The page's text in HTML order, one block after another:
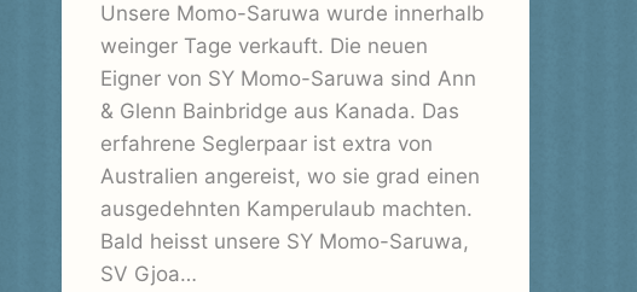
Unsere Momo-Saruwa wurde innerhalb
weinger Tage verkauft. Die neuen
Eigner von SY Momo-Saruwa sind Ann
& Glenn Bainbridge aus Kanada. Das
erfahrene Seglerpaar ist extra von
Australien angereist, wo sie grad einen
ausgedehnten Kamperulaub machten.
Bald heisst unsere SY Momo-Saruwa,
SV Gjoa…